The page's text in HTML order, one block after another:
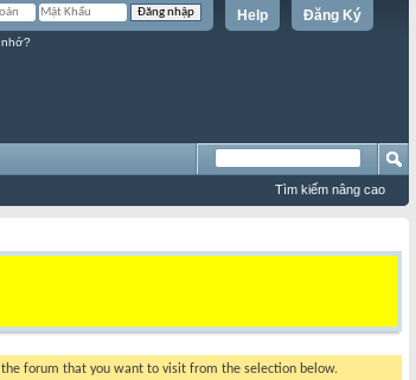
Đăng Ký
Help
Tìm kiếm nâng cao
forum that you want to visit from the selection below.